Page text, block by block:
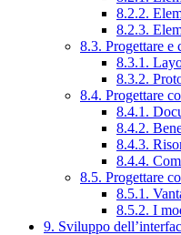
8.2.2.
8.2.3.
8.3. Progettare e
8.3.1.
8.3.2.
8.4. Progettare
8.4.1.
8.4.2.
8.4.3.
8.4.4.
8.5. Progettare
8.5.1.
8.5.2. I
9. Sviluppo